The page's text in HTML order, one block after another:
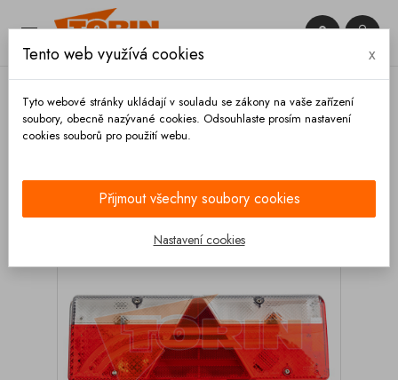
 

Tento web využívá cookies x
Tyto webové stránky ukládají v souladu se zákony na vaše zařízení
soubory, obecně nazývané cookies. Odsouhlaste prosím nastavení
cookies souborů pro použití webu.
Přijmout všechny soubory cookies
Nastavení cookies